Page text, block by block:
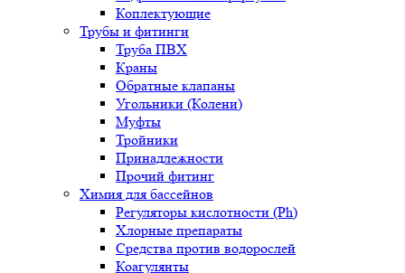
Коплектующие
Трубы и фитинги
Труба ПВХ
Краны
Обратные клапаны
Угольники (Колени)
Муфты
Тройники
Принадлежности
Прочий фитинг
Химия для бассейнов
Регуляторы кислотности (Ph)
Хлорные препараты
Средства против водорослей
Коагулянты